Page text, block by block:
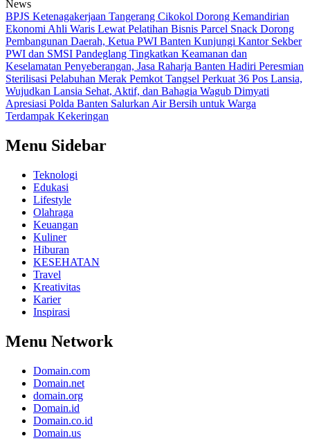
News
BPJS Ketenagakerjaan Tangerang Cikokol Dorong Kemandirian
Ekonomi Ahli Waris Lewat Pelatihan Bisnis Parcel Snack Dorong
Pembangunan Daerah, Ketua PWI Banten Kunjungi Kantor Sekber
PWI dan SMSI Pandeglang Tingkatkan Keamanan dan
Keselamatan Penyeberangan, Jasa Raharja Banten Hadiri Peresmian
Sterilisasi Pelabuhan Merak Pemkot Tangsel Perkuat 36 Pos Lansia,
Wujudkan Lansia Sehat, Aktif, dan Bahagia Wagub Dimyati
Apresiasi Polda Banten Salurkan Air Bersih untuk Warga
Terdampak Kekeringan
Menu Sidebar
Teknologi
Edukasi
Lifestyle
Olahraga
Keuangan
Kuliner
Hiburan
KESEHATAN
Travel
Kreativitas
Karier
Inspirasi
Menu Network
Domain.com
Domain.net
domain.org
Domain.id
Domain.co.id
Domain.us